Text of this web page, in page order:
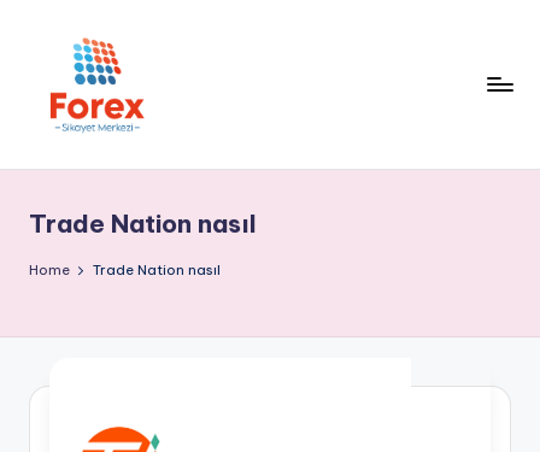
Trade Nation nasıl
Home Trade Nation nasıl